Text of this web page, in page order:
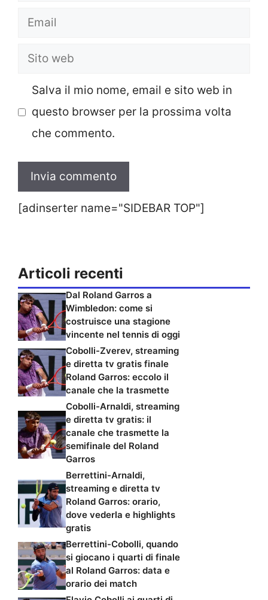
Email
Sito
Salva il mio nome, email e sito web in
questo browser per la prossima volta
che commento.
[adinserter name="SIDEBAR TOP"]
Articoli recenti
Dal Roland Garros a
Wimbledon: come si
costruisce una stagione
vincente nel tennis di oggi
Cobolli-Zverev, streaming
e diretta tv gratis finale
Roland Garros: eccolo il
canale che la trasmette
Cobolli-Arnaldi, streaming
e diretta tv gratis: il
canale che trasmette la
semifinale del Roland
Garros
Berrettini-Arnaldi,
streaming e diretta tv
Roland Garros: orario,
dove vederla e highlights
gratis
Berrettini-Cobolli, quando
si giocano i quarti di finale
al Roland Garros: data e
orario dei match